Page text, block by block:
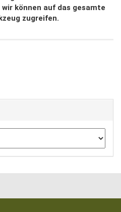
können auf das gesamte
zugreifen.